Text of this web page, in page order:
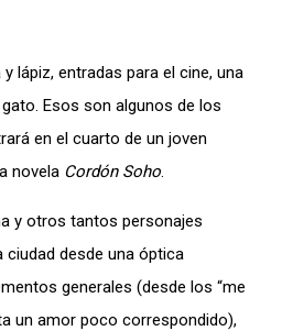
lápiz, entradas para el cine, una
Esos son algunos de los
en el cuarto de un joven
novela Cordón Soho.
y otros tantos personajes
desde una óptica
generales (desde los “me
un amor poco correspondido),